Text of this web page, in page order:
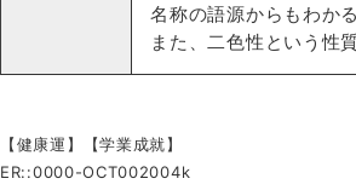
名称の語源からもわか
また、二色性という性
【健康運】【学業成就】
ER::0000-OCT002004k